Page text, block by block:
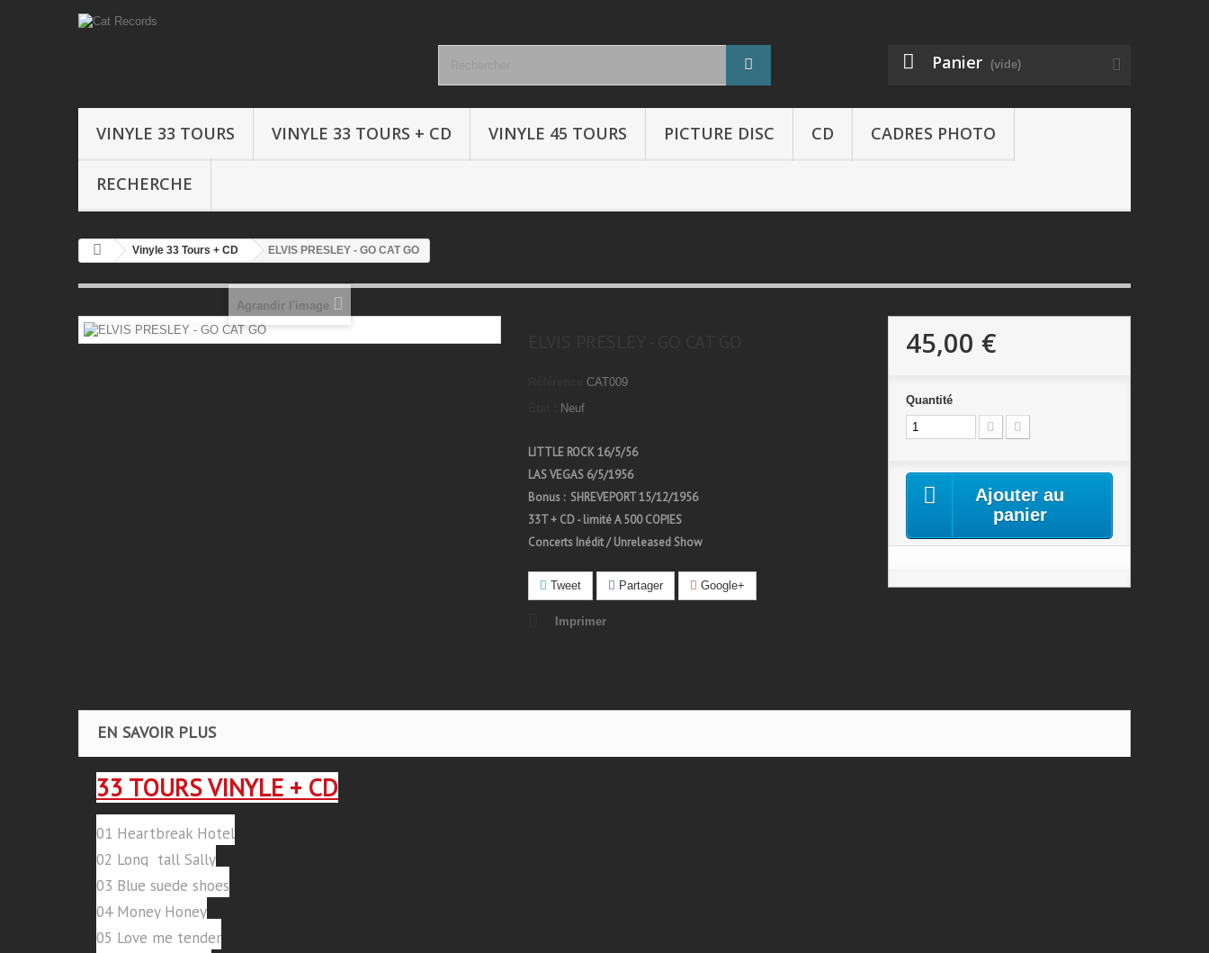
Panier (vide)
VINYLE 33 TOURS VINYLE 33 TOURS + CD VINYLE 45 TOURS PICTURE DISC CD CADRES PHOTO
RECHERCHE
Vinyle 33 Tours + CD ELVIS PRESLEY - GO CAT GO
Agrandir l'image
CAT009
Neuf
LITTLE ROCK 16/5/56
LAS VEGAS 6/5/1956
Bonus : SHREVEPORT 15/12/1956
33T + CD - limité A 500 COPIES
Concerts Inédit / Unreleased Show
Tweet Partager Google+
Imprimer
45,00 €
Quantité
Ajouter au
panier
EN SAVOIR PLUS
33 TOURS VINYLE + CD
01 Heartbreak Hotel
02 Long tall Sally
03 Blue suede shoes
04 Money Honey
05 Love me tender